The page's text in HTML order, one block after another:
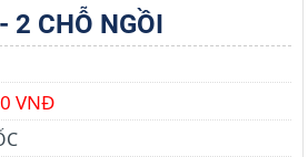
2 CHỖ NGỒI
VNĐ